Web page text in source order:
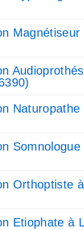
Magnétiseur
Naturopathe
Orthoptiste
Etiophate à